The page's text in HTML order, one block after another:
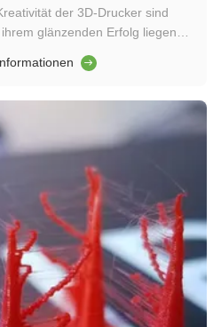
der 3D-Drucker sind
glänzenden Erfolg liegen
ist nicht gut, die Form ist nicht